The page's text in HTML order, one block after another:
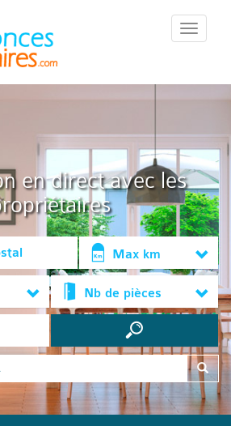
::Menu::
en direct avec les
Max km
Nb de pièces